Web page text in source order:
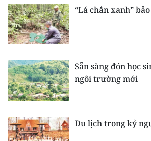
“Lá chắn xanh”
Sẵn sàng đón học
ngôi trường mới
Du lịch trong kỷ